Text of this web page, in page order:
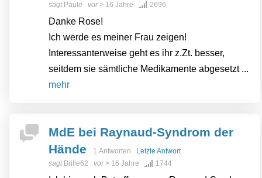
sagt Paule vor> 16 Jahre 2696
Danke Rose!
Ich werde es meiner Frau zeigen!
Interessanterweise geht es ihr z.Zt. besser,
seitdem sie sämtliche Medikamente abgesetzt ...
mehr
MdE bei Raynaud-Syndrom der
Hände
1 Antworten
Letzte Antwort
sagt Brille62 vor> 16 Jahre 1744